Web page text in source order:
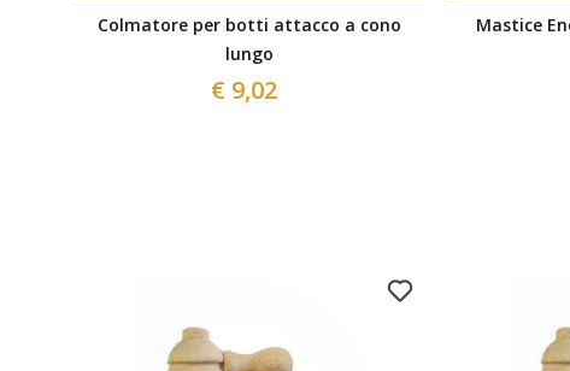
Colmatore per botti attacco a cono
lungo
€ 9,02
Mastice